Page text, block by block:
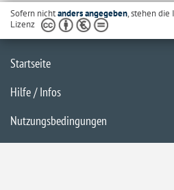
Sofern nichtanders angegeben, stehen die
Lizenz
Startseite
Hilfe / Infos
Nutzungsbedingungen